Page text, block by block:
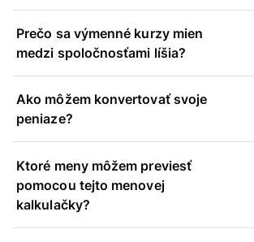
Prečo sa výmenné kurzy mien
medzi spoločnosťami líšia?
Ako môžem konvertovať svoje
peniaze?
Ktoré meny môžem previesť
pomocou tejto menovej
kalkulačky?